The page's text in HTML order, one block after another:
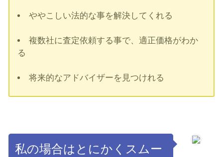
ややこしい法的な事を解決してくれる
複数社に査定依頼する事で、適正価格がわか
る
将来的なアドバイザーを見つけれる
私の場合はとにかくスムー